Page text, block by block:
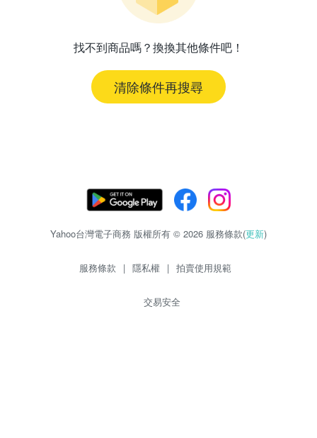
找不到商品嗎？換換其他條件吧！
清除條件再搜尋
Yahoo台灣電子商務 版權所有 © 2026 服務條款(更新)
服務條款 | 隱私權 | 拍賣使用規範
交易安全